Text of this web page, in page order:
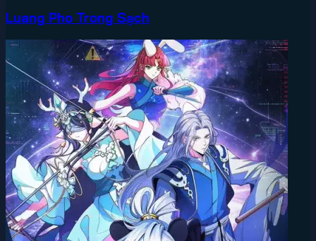
Luang Pho Trong Sạch